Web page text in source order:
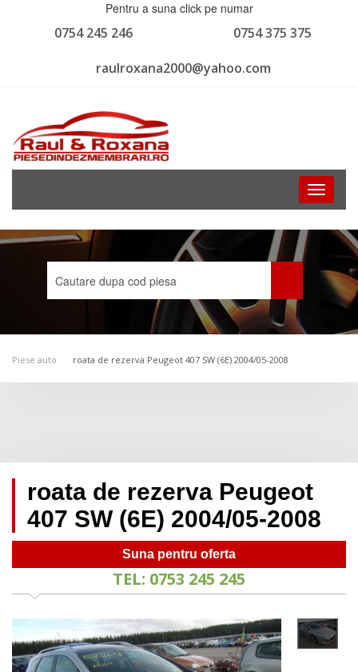
Pentru a suna click pe numar
0754 375 375
0754 245 246
raulroxana2000@yahoo.com
Toggle
Piese auto roata de rezerva Peugeot 407 SW (6E) 2004/05-2008
roata de rezerva Peugeot
407 SW (6E) 2004/05-2008
Suna pentru oferta
TEL: 0753 245 245